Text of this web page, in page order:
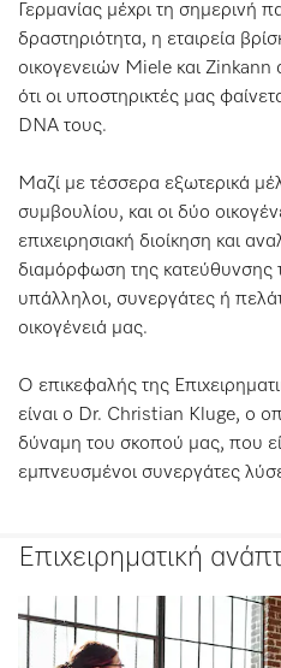
Γερμανίας μέχρι τη σημερινή
δραστηριότητα, η εταιρεία
οικογενειών Miele και
ότι οι υποστηρικτές μας
DNA τους.
Μαζί με τέσσερα εξωτερικά
συμβουλίου, και οι δύο
επιχειρησιακή διοίκηση και
διαμόρφωση της κατεύθυνσης
υπάλληλοι, συνεργάτες ή
οικογένειά μας.
Ο επικεφαλής της
είναι ο Dr. Christian Kluge, ο
δύναμη του σκοπού μας, που
εμπνευσμένοι συνεργάτες
Επιχειρηματική